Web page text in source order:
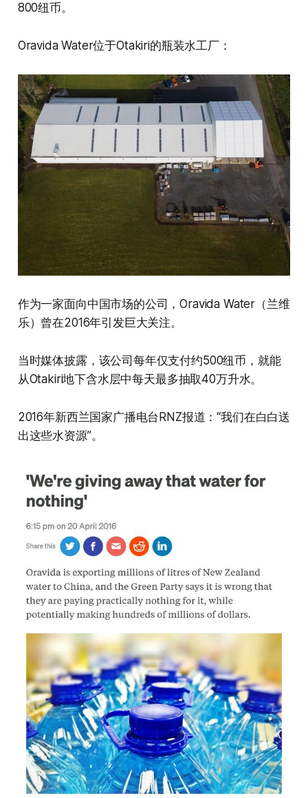
800纽币。
Oravida Water位于Otakiri的瓶装水工厂：
作为一家面向中国市场的公司，Oravida Water（兰维
乐）曾在2016年引发巨大关注。
当时媒体披露，该公司每年仅支付约500纽币，就能
从Otakiri地下含水层中每天最多抽取40万升水。
2016年新西兰国家广播电台RNZ报道：“我们在白白送
出这些水资源”。